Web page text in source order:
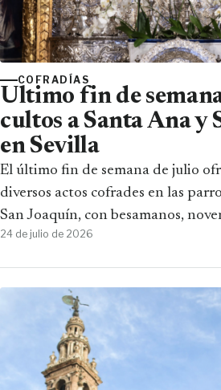
COFRADÍAS
Ultimo fin de
cultos a Santa Ana y
en Sevilla
El último fin de semana de julio
diversos actos cofrades en las
San Joaquín, con besamanos,
conferencias y la solemne…
24 de julio de 2026